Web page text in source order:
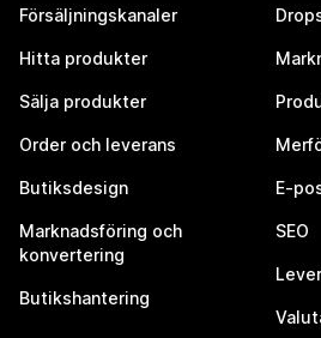
Försäljningskanaler
Hitta produkter
Sälja produkter
Order och leverans
Butiksdesign
Marknadsföring och
konvertering
Butikshantering
E-
SEO